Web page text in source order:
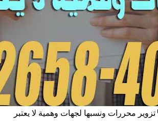
تزوير محررات ونسبها لجهات وهمية لا يعتبر